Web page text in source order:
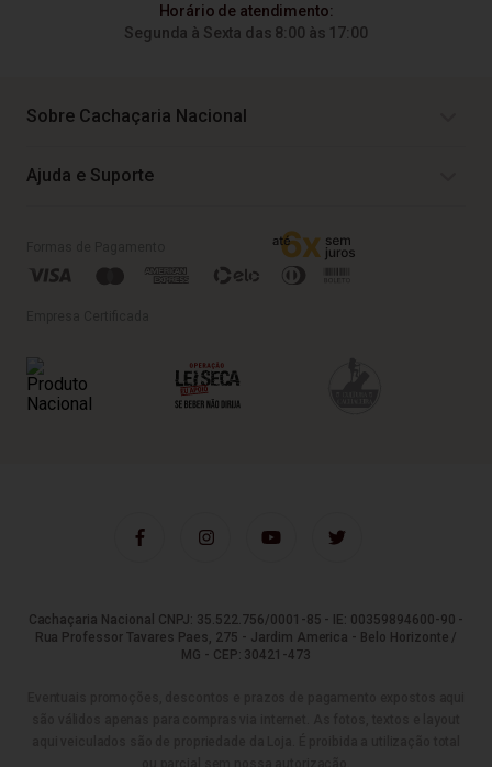
Horário de atendimento:
Segunda à Sexta das 8:00 às 17:00
Sobre Cachaçaria Nacional
Ajuda e Suporte
Cachaçaria Nacional CNPJ: 35.522.756/0001-85 - IE: 00359894600-90 -
Rua Professor Tavares Paes, 275 - Jardim America - Belo Horizonte /
MG - CEP: 30421-473